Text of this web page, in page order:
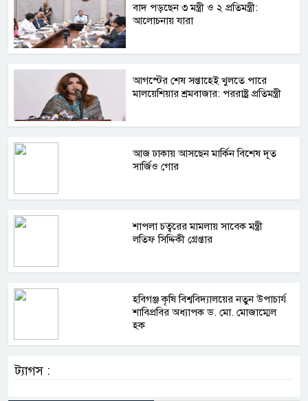
বাদ পড়ছেন ৩ মন্ত্রী ও ২ প্রতিমন্ত্রী:
আলোচনায় যারা
আগস্টের শেষ সপ্তাহেই খুলতে পারে
মালয়েশিয়ার শ্রমবাজার: পররাষ্ট্র প্রতিমন্ত্রী
আজ ঢাকায় আসছেন মার্কিন বিশেষ দূত
সার্জিও গোর
শাপলা চত্বরের মামলায় সাবেক মন্ত্রী
লতিফ সিদ্দিকী গ্রেপ্তার
হবিগঞ্জ কৃষি বিশ্ববিদ্যালয়ের নতুন উপাচার্য
শাবিপ্রবির অধ্যাপক ড. মো. মোজাম্মেল
হক
ট্যাগস :